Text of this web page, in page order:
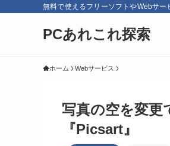
無料で使えるフリーソフトやWebサ
PCあれこれ探索
ホーム Webサービス
写真の空を変更
『Picsart』